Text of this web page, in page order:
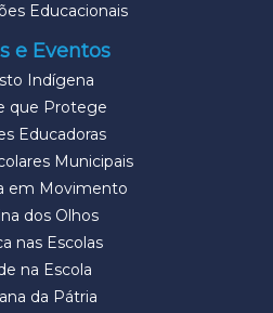
Educacionais
e Eventos
Indígena
que Protege
Educadoras
Municipais
em Movimento
dos Olhos
nas Escolas
na Escola
da Pátria